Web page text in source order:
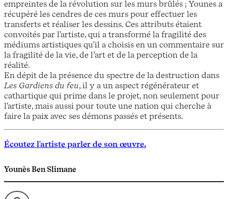
empreintes de la révolution sur les murs brûlés ; Younes a
récupéré les cendres de ces murs pour effectuer les
transferts et réaliser les dessins. Ces attributs étaient
convoités par l'artiste, qui a transformé la fragilité des
médiums artistiques qu'il a choisis en un commentaire sur
la fragilité de la vie, de l’art et de la perception de la
réalité.
En dépit de la présence du spectre de la destruction dans
Les Gardiens du feu, il y a un aspect régénérateur et
cathartique qui prime dans le projet, non seulement pour
l'artiste, mais aussi pour toute une nation qui cherche à
faire la paix avec ses démons passés et présents.
Écoutez l'artiste parler de son œuvre.
Younès Ben Slimane